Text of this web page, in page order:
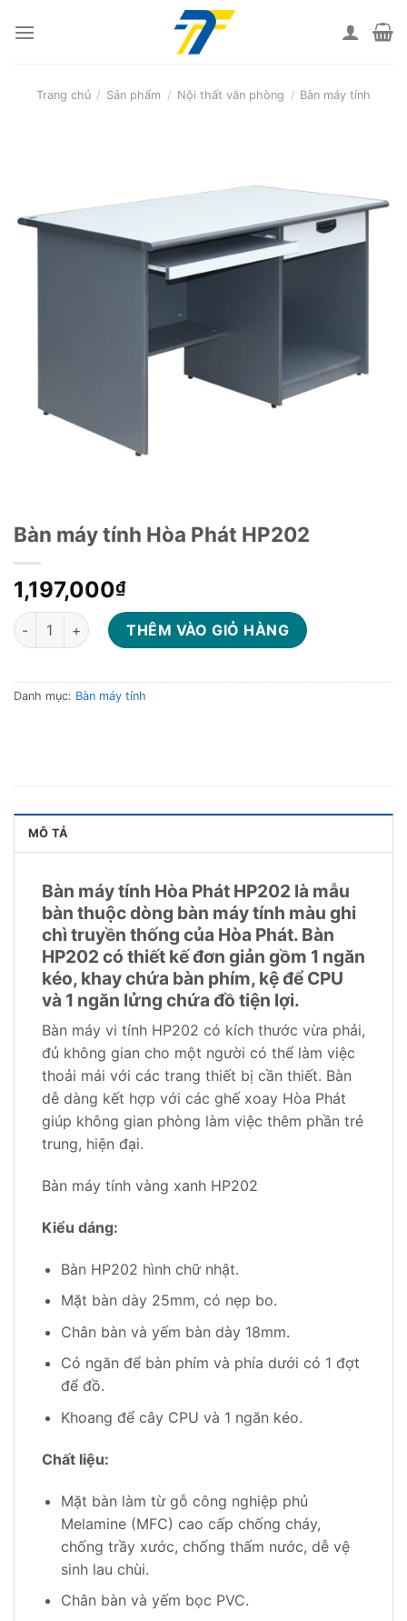
Trang chủ / Sản phẩm / Nội thất văn phòng / Bàn máy tính
Bàn máy tính Hòa Phát HP202
1,197,000₫
Bàn máy tính Hòa Phát HP202 số lượng
THÊM VÀO GIỎ HÀNG
Danh mục: Bàn máy tính
MÔ TẢ
Bàn máy tính Hòa Phát HP202 là mẫu
bàn thuộc dòng bàn máy tính màu ghi
chì truyền thống của Hòa Phát. Bàn
HP202 có thiết kế đơn giản gồm 1 ngăn
kéo, khay chứa bàn phím, kệ để CPU
và 1 ngăn lửng chứa đồ tiện lợi.
Bàn máy vi tính HP202 có kích thước vừa phải,
đủ không gian cho một người có thể làm việc
thoải mái với các trang thiết bị cần thiết. Bàn
dễ dàng kết hợp với các ghế xoay Hòa Phát
giúp không gian phòng làm việc thêm phần trẻ
trung, hiện đại.
Bàn máy tính vàng xanh HP202
Kiểu dáng:
Bàn HP202 hình chữ nhật.
Mặt bàn dày 25mm, có nẹp bo.
Chân bàn và yếm bàn dày 18mm.
Có ngăn để bàn phím và phía dưới có 1 đợt
để đồ.
Khoang để cây CPU và 1 ngăn kéo.
Chất liệu:
Mặt bàn làm từ gỗ công nghiệp phủ
Melamine (MFC) cao cấp chống cháy,
chống trầy xước, chống thấm nước, dễ vệ
sinh lau chùi.
Chân bàn và yếm bọc PVC.